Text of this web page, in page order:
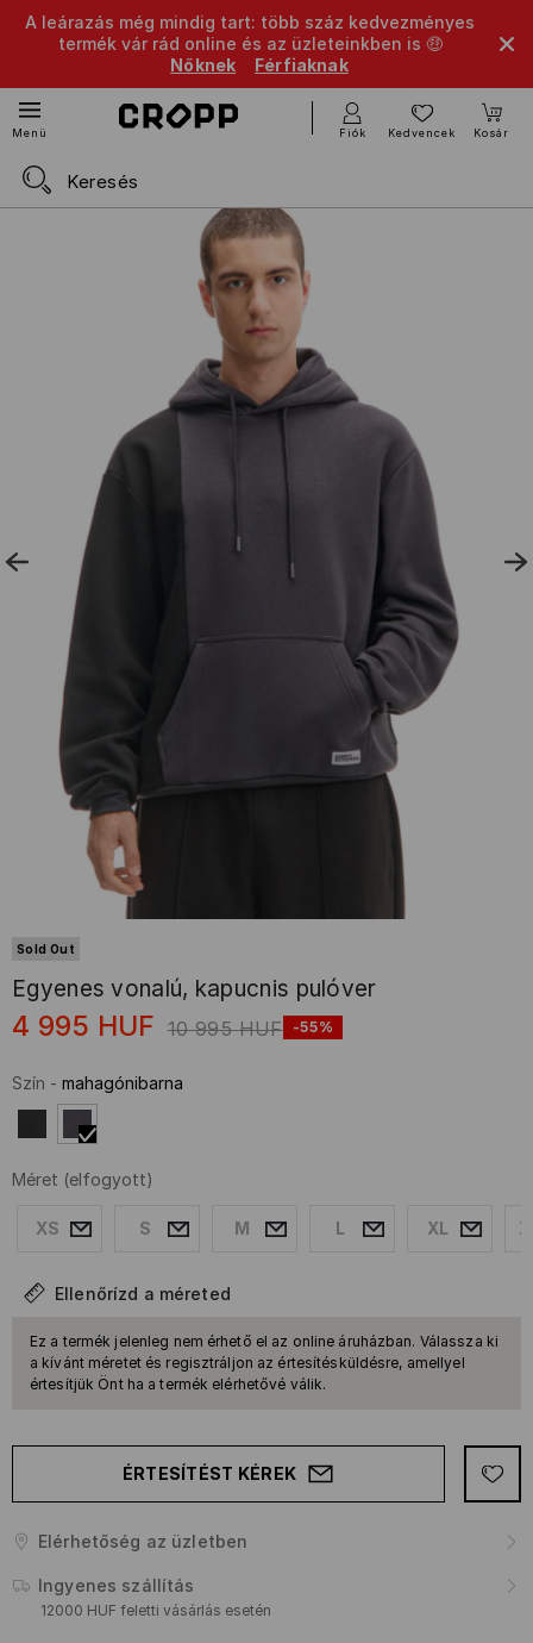
A leárazás még mindig tart: több száz kedvezményes
termék vár rád online és az üzleteinkben is 🤑
Nőknek
Férfiaknak
Menü Fiók Kedvencek Kosár
Sold Out
Egyenes vonalú, kapucnis pulóver
4 995 HUF 10 995 HUF -55%
Szín - mahagónibarna
Méret (elfogyott)
XS S M L XL
Ellenőrízd a méreted
Ez a termék jelenleg nem érhető el az online áruházban. Válassza ki
a kívánt méretet és regisztráljon az értesítésküldésre, amellyel
értesítjük Önt ha a termék elérhetővé válik.
ÉRTESÍTÉST KÉREK
Elérhetőség az üzletben
Ingyenes szállítás
12000 HUF feletti vásárlás esetén